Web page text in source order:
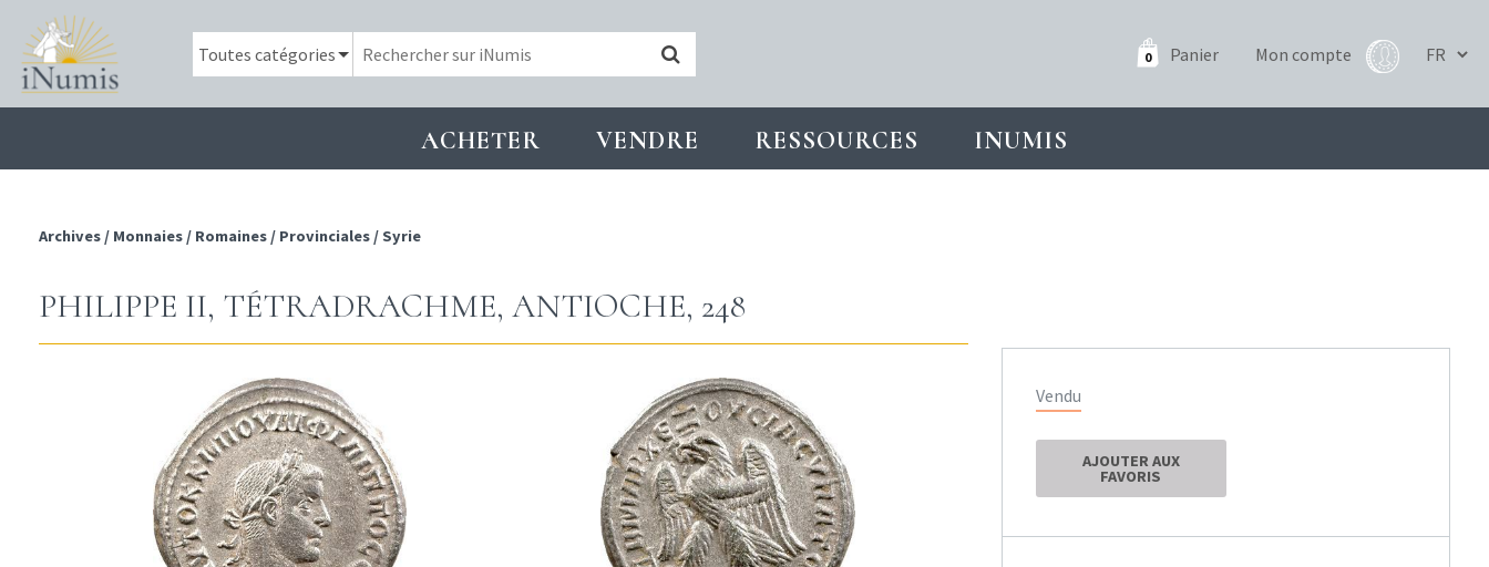
0 Panier Mon compte
ACHETER VENDRE RESSOURCES INUMIS
Archives / Monnaies / Romaines / Provinciales / Syrie
PHILIPPE II, TÉTRADRACHME, ANTIOCHE, 248
Vendu
AJOUTER AUX
FAVORIS